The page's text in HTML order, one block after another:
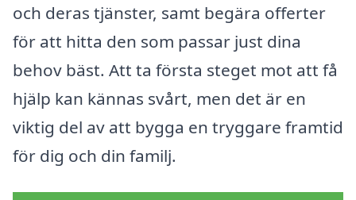
och deras tjänster, samt begära offerter
för att hitta den som passar just dina
behov bäst. Att ta första steget mot att få
hjälp kan kännas svårt, men det är en
viktig del av att bygga en tryggare framtid
för dig och din familj.